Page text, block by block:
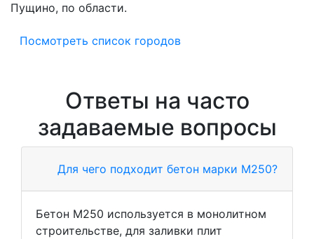
Пущино, по области.
Посмотреть список городов
Ответы на часто
задаваемые вопросы
Для чего подходит бетон марки М250?
Бетон М250 используется в монолитном
строительстве, для заливки плит